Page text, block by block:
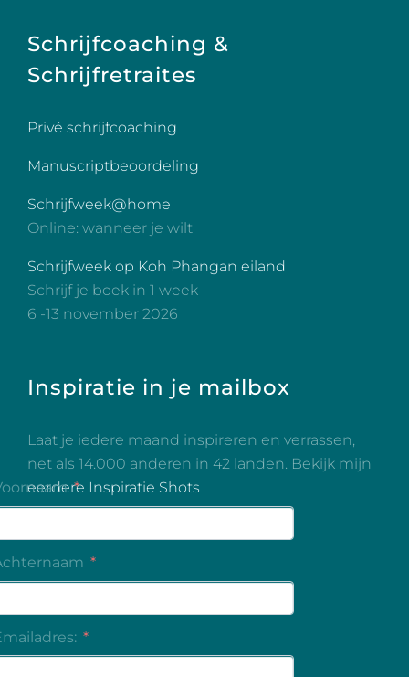
Schrijfcoaching &
Schrijfretraites
Privé schrijfcoaching
Manuscriptbeoordeling
Schrijfweek@home
Online: wanneer je wilt
Schrijfweek op Koh Phangan eiland
Schrijf je boek in 1 week
6 -13 november 2026
Inspiratie in je mailbox
Laat je iedere maand inspireren en verrassen,
net als 14.000 anderen in 42 landen. Bekijk mijn
eerdere Inspiratie Shots